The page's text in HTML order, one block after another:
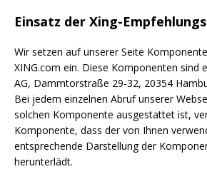
Einsatz der Xing-
Wir setzen auf unserer Seite
XING.com ein. Diese Komponenten sind
AG, Dammtorstraße 29-32, 20354
Bei jedem einzelnen Abruf unserer
solchen Komponente ausgestattet ist,
Komponente, dass der von Ihnen
entsprechende Darstellung der
herunterlädt.